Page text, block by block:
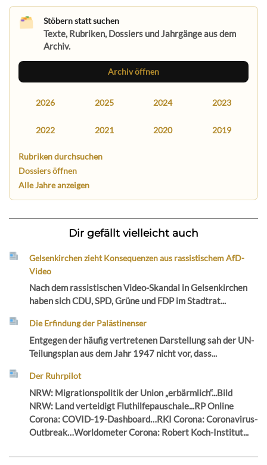
Stöbern statt suchen
Texte, Rubriken, Dossiers und Jahrgänge aus dem
Archiv.
Archiv öffnen
2026 2025 2024 2023
2022 2021 2020 2019
Rubriken durchsuchen
Dossiers öffnen
Alle Jahre anzeigen
Dir gefällt vielleicht auch
Gelsenkirchen zieht Konsequenzen aus rassistischem AfD-
Video
Nach dem rassistischen Video-Skandal in Gelsenkirchen
haben sich CDU, SPD, Grüne und FDP im Stadtrat...
Die Erfindung der Palästinenser
Entgegen der häufig vertretenen Darstellung sah der UN-
Teilungsplan aus dem Jahr 1947 nicht vor, dass...
Der Ruhrpilot
NRW: Migrationspolitik der Union „erbärmlich“...Bild
NRW: Land verteidigt Fluthilfepauschale...RP Online
Corona: COVID-19-Dashboard…RKI Corona: Coronavirus-
Outbreak…Worldometer Corona: Robert Koch-Institut...